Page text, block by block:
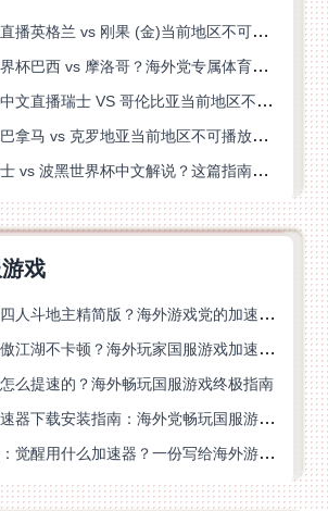
在海外看世界杯直播英格兰 vs 刚果 (金)当前地区不可播放？这篇指南帮你突破所有限制
在国外如何看世界杯巴西 vs 摩洛哥？海外党专属体育观赛指南来了
在国外看世界杯中文直播瑞士 VS 哥伦比亚当前地区不可播放？这篇指南帮你搞定
在国外看世界杯巴拿马 vs 克罗地亚当前地区不可播放？这篇指南帮你轻松解决海外体育直播难题
在国外怎么看瑞士 vs 波黑世界杯中文解说？这篇指南帮你搞定所有地区限制问题
戏
巴西怎么玩边锋四人斗地主精简版？海外游戏党的加速器终极选择
巴西怎么玩新笑傲江湖不卡顿？海外玩家国服游戏加速终极指南（附猫和老鼠一梦江湖实测）
么提速的？海外畅玩国服游戏终极指南
足球世界国外加速器下载安装指南：海外党畅玩国服游戏的终极解决方案
国外玩合金弹头：觉醒用什么加速器？一份写给海外游子的畅玩指南